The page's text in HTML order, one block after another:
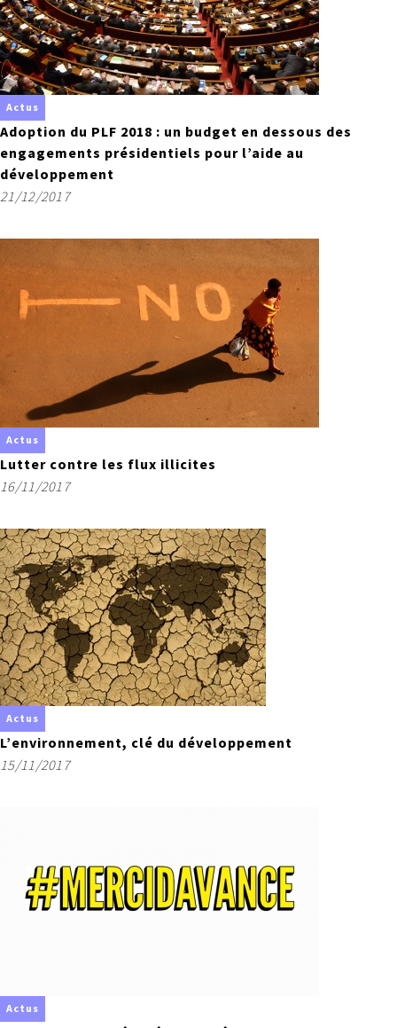
Actus
Adoption du PLF 2018 : un budget en dessous des
engagements présidentiels pour l’aide au
développement
21/12/2017
Actus
Lutter contre les flux illicites
16/11/2017
Actus
L’environnement, clé du développement
15/11/2017
Actus